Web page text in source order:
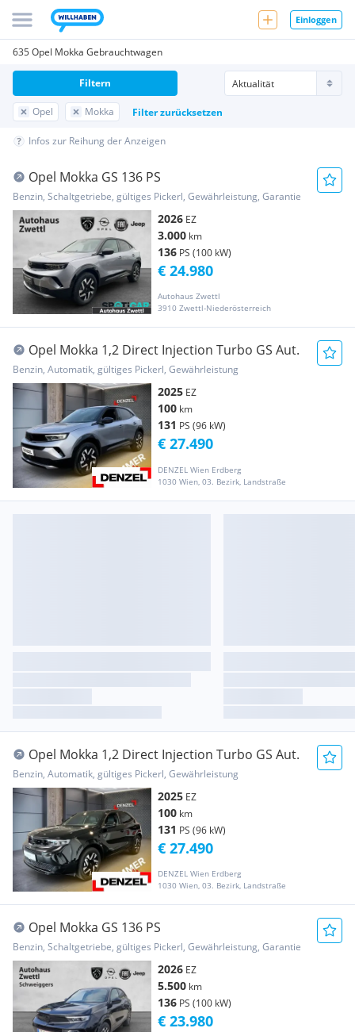
Einloggen
635 Opel Mokka Gebrauchtwagen
Opel Mokka Filter zurücksetzen
Filtern
Infos zur Reihung der Anzeigen
Opel Mokka GS 136 PS
Benzin, Schaltgetriebe, gültiges Pickerl, Gewährleistung, Garantie
2026 EZ
3.000 km
136 PS (100 kW)
Autohaus Zwettl
3910 Zwettl-Niederösterreich
€ 24.980
Opel Mokka 1,2 Direct Injection Turbo GS Aut.
Benzin, Automatik, gültiges Pickerl, Gewährleistung
2025 EZ
100 km
131 PS (96 kW)
DENZEL Wien Erdberg
1030 Wien, 03. Bezirk, Landstraße
€ 27.490
Opel Mokka 1,2 Direct Injection Turbo GS Aut.
Benzin, Automatik, gültiges Pickerl, Gewährleistung
2025 EZ
100 km
131 PS (96 kW)
DENZEL Wien Erdberg
1030 Wien, 03. Bezirk, Landstraße
€ 27.490
Opel Mokka GS 136 PS
Benzin, Schaltgetriebe, gültiges Pickerl, Gewährleistung, Garantie
2026 EZ
5.500 km
136 PS (100 kW)
€ 23.980